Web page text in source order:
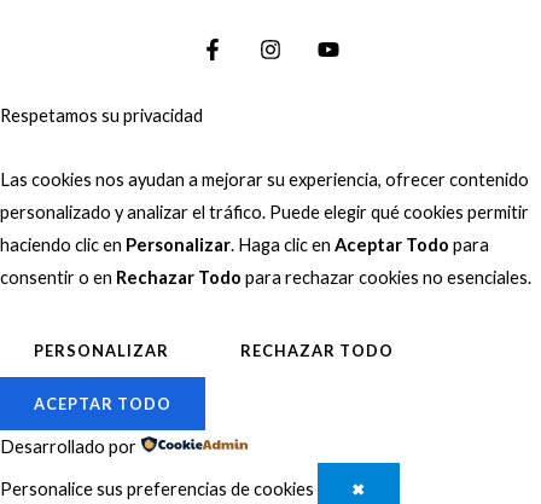
Respetamos su privacidad
Las cookies nos ayudan a mejorar su experiencia, ofrecer contenido
personalizado y analizar el tráfico. Puede elegir qué cookies permitir
haciendo clic en Personalizar. Haga clic en Aceptar Todo para
consentir o en Rechazar Todo para rechazar cookies no esenciales.
PERSONALIZAR RECHAZAR TODO
ACEPTAR TODO
Desarrollado por
Personalice sus preferencias de cookies ✖